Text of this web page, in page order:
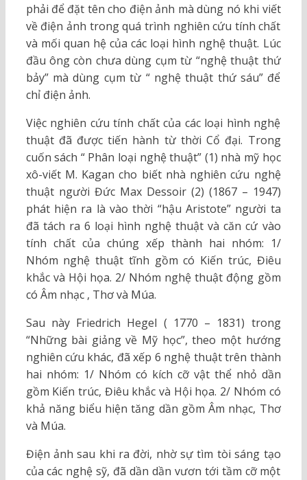
phải để đặt tên cho điện ảnh mà dùng nó khi viết
về điện ảnh trong quá trình nghiên cứu tính chất
và mối quan hệ của các loại hình nghệ thuật. Lúc
đầu ông còn chưa dùng cụm từ “nghệ thuật thứ
bảy” mà dùng cụm từ “ nghệ thuật thứ sáu” để
chỉ điện ảnh.
Việc nghiên cứu tính chất của các loại hình nghệ
thuật đã được tiến hành từ thời Cổ đại. Trong
cuốn sách “ Phân loại nghệ thuật” (1) nhà mỹ học
xô-viết M. Kagan cho biết nhà nghiên cứu nghệ
thuật người Đức Max Dessoir (2) (1867 – 1947)
phát hiện ra là vào thời “hậu Aristote” người ta
đã tách ra 6 loại hình nghệ thuật và căn cứ vào
tính chất của chúng xếp thành hai nhóm: 1/
Nhóm nghệ thuật tĩnh gồm có Kiến trúc, Điêu
khắc và Hội họa. 2/ Nhóm nghệ thuật động gồm
có Âm nhạc , Thơ và Múa.
Sau này Friedrich Hegel ( 1770 – 1831) trong
“Những bài giảng về Mỹ học”, theo một hướng
nghiên cứu khác, đã xếp 6 nghệ thuật trên thành
hai nhóm: 1/ Nhóm có kích cỡ vật thể nhỏ dần
gồm Kiến trúc, Điêu khắc và Hội họa. 2/ Nhóm có
khả năng biểu hiện tăng dần gồm Âm nhạc, Thơ
và Múa.
Điện ảnh sau khi ra đời, nhờ sự tìm tòi sáng tạo
của các nghệ sỹ, đã dần dần vươn tới tầm cỡ một